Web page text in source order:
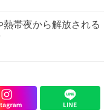
帯夜から解放される